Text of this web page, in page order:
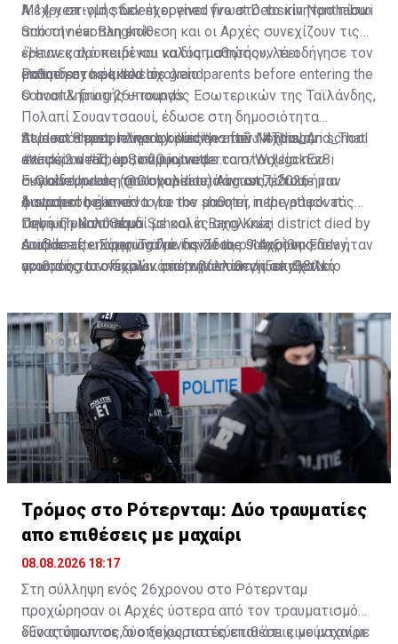
A 14-year-old student opened fire at Debsirin Nonthaburi
School near Bangkok
Police say he killed his grandparents before entering the
school & firing 26+ rounds
At least 8 people were killed#กราดยิง #This_And_That
#ข่าวด่วน #ThepSirin pic.twitter.com/WdUgckEz8i
— GlobeUpdate (@Globupdate)August 7, 2026
Μέχρι στιγμής δεν έχει γίνει γνωστό το κίνητρο πίσω
από την ένοπλη επίθεση και οι Αρχές συνεχίζουν τις
έρευνες προκειμένου να διαπιστώσουν τι οδήγησε τον
μαθητή στο μακελειό.
«Ήταν καλό παιδί και καλός μαθητής», λέει
εκπαιδευτικός του σχολείο
Ο αναπληρωτής υπουργός Εσωτερικών της Ταϊλάνδης,
Πολαπί Σουαντσαουί, έδωσε στη δημοσιότητα
περισσότερες πληροφορίες για τον 14χρονο,
αναφέροντας ότι, σύμφωνα με τα στοιχεία που
συγκέντρωσε η αστυνομία από το σπίτι του, ήταν
φανατικός gamer.
Student shooter dies by suicide after Nonthaburi school
attack; 2 dead, up to 20 injured
A student believed to be the shooter in the attack at
Debsirin Nonthaburi School in Bang Kruai district died by
suicide after opening fire inside the school on Friday,
according to officials…pic.twitter.com/ji5sky38tN
Εκπαιδευτικός του σχολείου, πάντως, έδωσε μια
διαφορετική εικόνα για τον μαθητή, περιγράφοντάς
τον ως «καλό παιδί με καλές σχολικές
επιδόσεις». Σύμφωνα με τον ίδιο, ο 14χρονος δεν ήταν
γνωστός στο σχολικό περιβάλλον για επιθετική
Πηγή: Πρώτο Θέμα
Διαβάστε επίσης:Ταϊλάνδη: Στους 9 αυξήθηκε ο
αριθμός των νεκρών από την επίθεση σε σχολείο
Tρόμος στο Ρότερνταμ: Δύο τραυματίες
απο επιθέσεις με μαχαίρι
08.08.2026 18:17
Στη σύλληψη ενός 26χρονου στο Ρότερνταμ
προχώρησαν οι Αρχές ύστερα από τον τραυματισμό
δύο ατόμων σε δύο ξεχωριστές επιθέσεις με μαχαίρι.
«Ένας ύποπτος, ο οποίος πιστεύεται ότι κινούνταν με